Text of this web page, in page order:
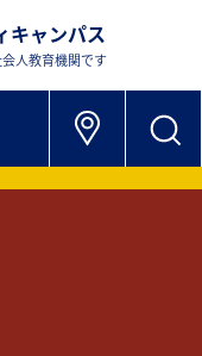
キャンパス
人教育機関です